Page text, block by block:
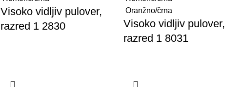
Visoko vidljiv pulover,
razred 1 2830
Oranžno/črna
Visoko vidljiv pulover,
razred 1 8031